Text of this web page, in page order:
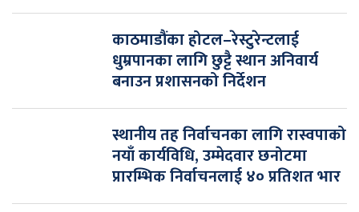
काठमाडौंका होटल–रेस्टुरेन्टलाई
धुम्रपानका लागि छुट्टै स्थान अनिवार्य
बनाउन प्रशासनको निर्देशन
स्थानीय तह निर्वाचनका लागि रास्वपाको
नयाँ कार्यविधि, उम्मेदवार छनोटमा
प्रारम्भिक निर्वाचनलाई ४० प्रतिशत भार